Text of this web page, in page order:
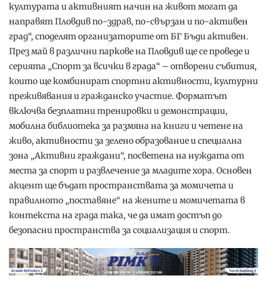
културата и активният начин на живот могат да
направят Пловдив по-здрав, по-свързан и по-активен
град“, споделят организаторите от БГ Бъди активен.
През май в различни паркове на Пловдив ще се проведе и
серията „Спорт за всички в града“ – отворени събития,
които ще комбинират спортни активности, културни
преживявания и гражданско участие. Форматът
включва безплатни тренировки и демонстрации,
мобилна библиотека за размяна на книги и четене на
живо, активности за зелено образование и специална
зона „Активни граждани“, посветена на нуждата от
места за спорт и развлечение за младите хора. Основен
акцент ще бъдат пространствата за момичета и
правилното „поставяне“ на жените и момичетата в
контекста на града така, че да имат достъп до
безопасни пространства за социализация и спорт.